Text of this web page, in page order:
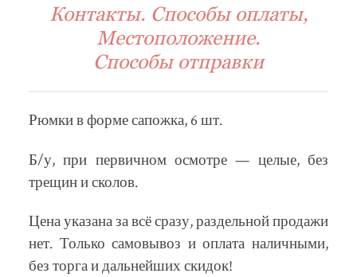
Контакты. Способы оплаты,
Местоположение.
Способы отправки
Рюмки в форме сапожка, 6 шт.
Б/у, при первичном осмотре — целые, без
трещин и сколов.
Цена указана за всё сразу, раздельной продажи
нет. Только самовывоз и оплата наличными,
без торга и дальнейших скидок!